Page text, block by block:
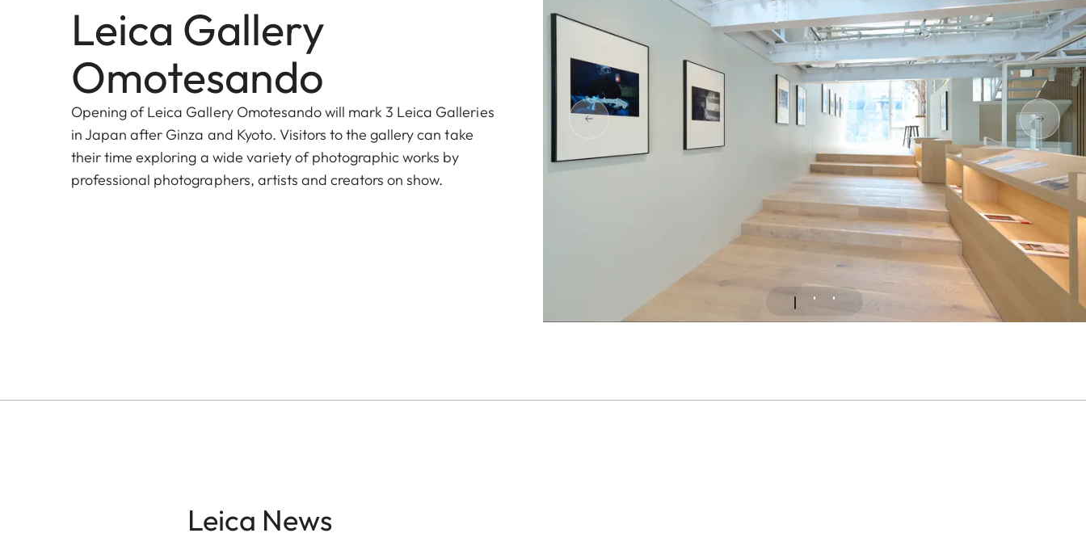
Leica Gallery
Omotesando
Opening of Leica Gallery Omotesando will mark 3 Leica Galleries
in Japan after Ginza and Kyoto. Visitors to the gallery can take
their time exploring a wide variety of photographic works by
professional photographers, artists and creators on show.
Leica News